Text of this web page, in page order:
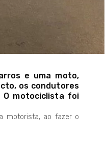
e uma moto,
os condutores
motociclista foi
motorista, ao fazer o